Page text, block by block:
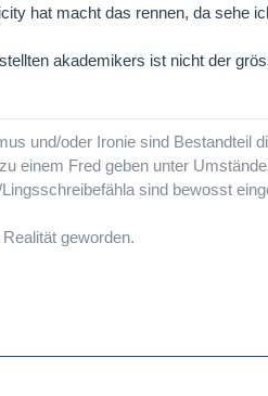
hat macht das rennen, da sehe
akademikers ist nicht der
und/oder Ironie sind Bestandteil
einem Fred geben unter
sind bewosst
geworden.